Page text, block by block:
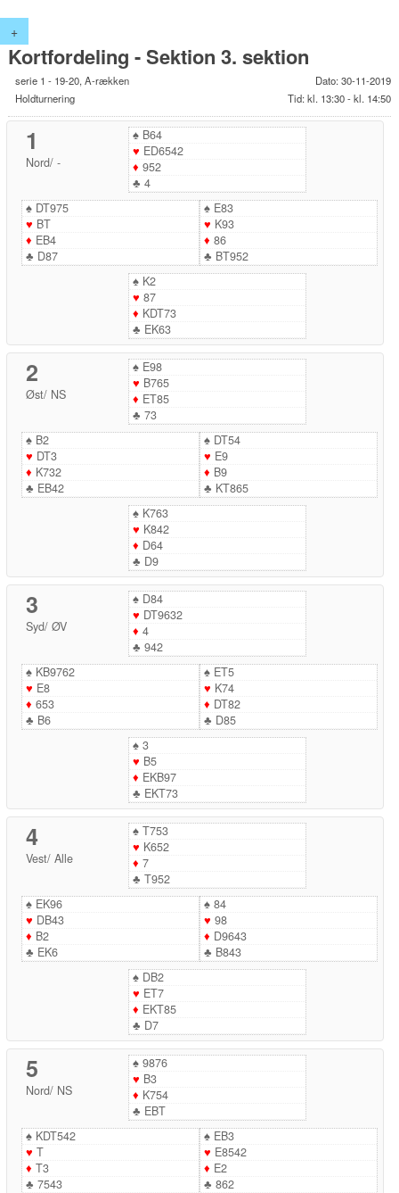
+
Kortfordeling - Sektion 3. sektion
serie 1 - 19-20, A-rækken
Holdturnering
Dato: 30-11-2019
Tid: kl. 13:30 - kl. 14:50
1
Nord/ -
♠B64
♥ ED6542
♦ 952
♣ 4
♠DT975
♥ BT
♦ EB4
♣ D87
♠E83
♥ K93
♦ 86
♣ BT952
♠K2
♥ 87
♦ KDT73
♣ EK63
2
Øst/ NS
♠E98
♥ B765
♦ ET85
♣ 73
♠B2
♥ DT3
♦ K732
♣ EB42
♠DT54
♥ E9
♦ B9
♣ KT865
♠K763
♥ K842
♦ D64
♣ D9
3
Syd/ ØV
♠D84
♥ DT9632
♦ 4
♣ 942
♠KB9762
♥ E8
♦ 653
♣ B6
♠ET5
♥ K74
♦ DT82
♣ D85
♠3
♥ B5
♦ EKB97
♣ EKT73
4
Vest/ Alle
♠T753
♥ K652
♦ 7
♣ T952
♠EK96
♥ DB43
♦ B2
♣ EK6
♠84
♥ 98
♦ D9643
♣ B843
♠DB2
♥ ET7
♦ EKT85
♣ D7
5
Nord/ NS
♠9876
♥ B3
♦ K754
♣ EBT
♠KDT542
♥ T
♦ T3
♣ 7543
♠EB3
♥ E8542
♦ E2
♣ 862